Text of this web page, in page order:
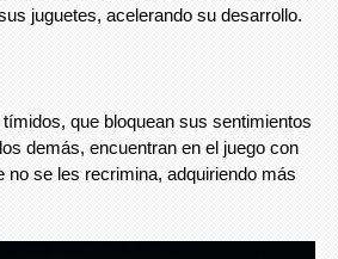
juguetes, acelerando su desarrollo.
que bloquean sus sentimientos
demás, encuentran en el juego con
no se les recrimina, adquiriendo más